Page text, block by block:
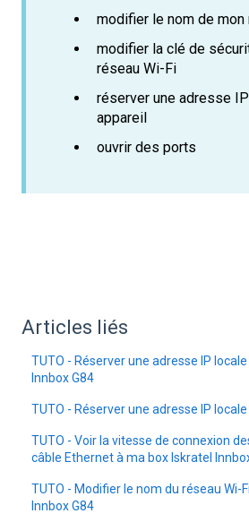
modifier le nom de mon
modifier la clé de
réseau Wi-Fi
réserver une adresse
appareil
ouvrir des ports
Articles liés
TUTO - Réserver une adresse IP
Innbox G84
TUTO - Réserver une adresse IP
TUTO - Voir la vitesse de connexion
câble Ethernet à ma box Iskratel
TUTO - Modifier le nom du réseau Wi-
Innbox G84